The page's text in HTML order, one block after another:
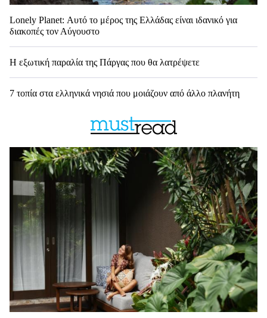
Lonely Planet: Αυτό το μέρος της Ελλάδας είναι ιδανικό για
διακοπές τον Αύγουστο
Η εξωτική παραλία της Πάργας που θα λατρέψετε
7 τοπία στα ελληνικά νησιά που μοιάζουν από άλλο πλανήτη